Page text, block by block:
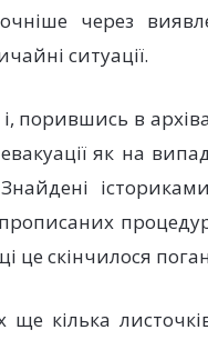
через
ситуації.
порившись в
як на
Знайдені
процедур
це скінчилося
кілька